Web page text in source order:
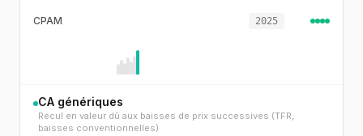
CPAM 2025
CA génériques
Recul en valeur dû aux baisses de prix successives (TFR,
baisses conventionnelles)